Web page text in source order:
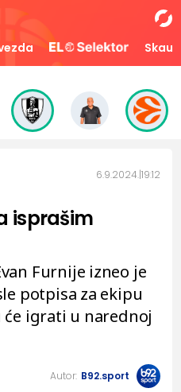
Skaut
6.9.2024. 19:12
isprašim
Furnije izneo je
potpisa za ekipu
će igrati u narednoj
Autor: B92.sport